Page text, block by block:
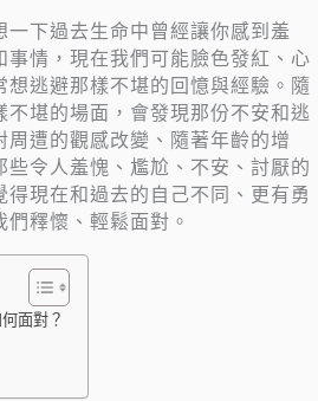
一下過去生命中曾經讓你感到羞
事情，現在我們可能臉色發紅、心
想逃避那樣不堪的回憶與經驗。隨
不堪的場面，會發現那份不安和逃
周遭的觀感改變、隨著年齡的增
些令人羞愧、尷尬、不安、討厭的
現在和過去的自己不同、更有勇
釋懷、輕鬆面對。
面對？